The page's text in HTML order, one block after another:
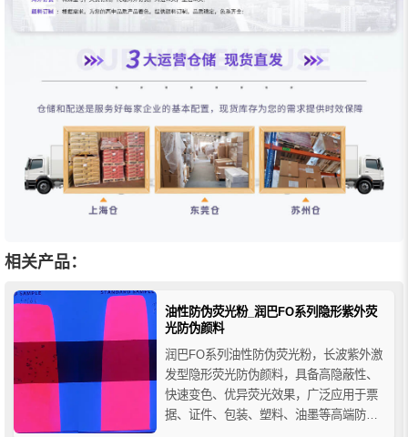
相关产品：
油性防伪荧光粉_润巴FO系列隐形紫外荧
光防伪颜料
润巴FO系列油性防伪荧光粉，长波紫外激
发型隐形荧光防伪颜料，具备高隐蔽性、
快速变色、优异荧光效果，广泛应用于票
据、证件、包装、塑料、油墨等高端防伪